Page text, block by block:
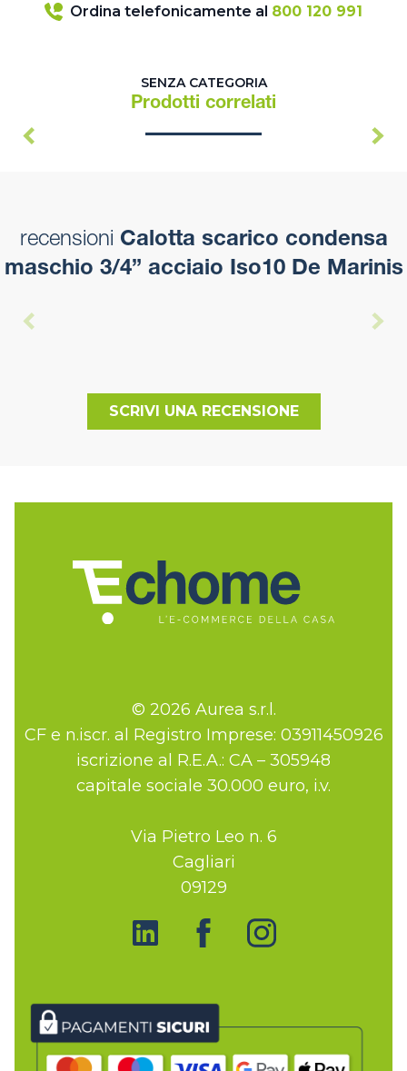
Ordina telefonicamente al 800 120 991
SENZA CATEGORIA
Prodotti correlati
recensioni Calotta scarico condensa
maschio 3/4” acciaio Iso10 De Marinis
SCRIVI UNA RECENSIONE
© 2026 Aurea s.r.l.
CF e n.iscr. al Registro Imprese: 03911450926
iscrizione al R.E.A.: CA – 305948
capitale sociale 30.000 euro, i.v.
Via Pietro Leo n. 6
Cagliari
09129